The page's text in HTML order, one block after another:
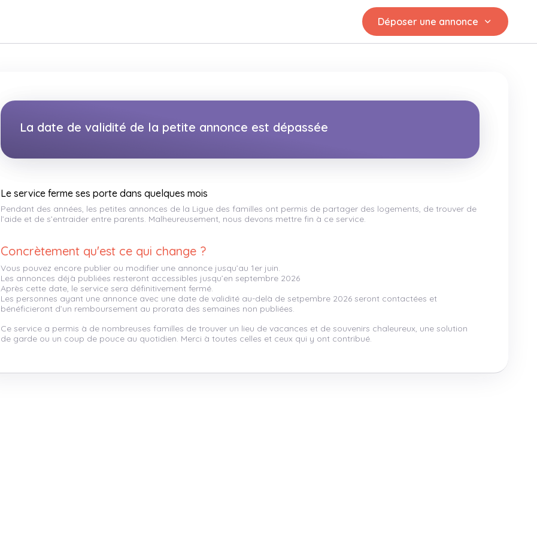
Déposer une annonce
La date de validité de la petite annonce est dépassée
Le service ferme ses porte dans quelques mois
Pendant des années, les petites annonces de la Ligue des familles ont permis de partager des logements, de trouver de
l’aide et de s’entraider entre parents. Malheureusement, nous devons mettre fin à ce service.
Concrètement qu'est ce qui change ?
Vous pouvez encore publier ou modifier une annonce jusqu’au 1er juin.
Les annonces déjà publiées resteront accessibles jusqu’en septembre 2026
Après cette date, le service sera définitivement fermé.
Les personnes ayant une annonce avec une date de validité au-delà de setpembre 2026 seront contactées et
bénéficieront d’un remboursement au prorata des semaines non publiées.
Ce service a permis à de nombreuses familles de trouver un lieu de vacances et de souvenirs chaleureux, une solution
de garde ou un coup de pouce au quotidien. Merci à toutes celles et ceux qui y ont contribué.